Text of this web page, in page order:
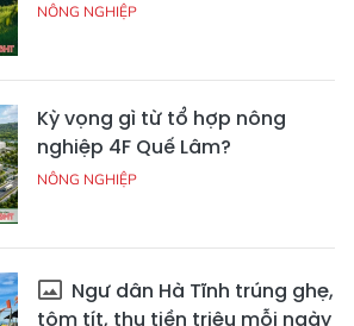
NÔNG NGHIỆP
Kỳ vọng gì từ tổ hợp nông
nghiệp 4F Quế Lâm?
NÔNG NGHIỆP
Ngư dân Hà Tĩnh trúng ghẹ,
tôm tít, thu tiền triệu mỗi ngày